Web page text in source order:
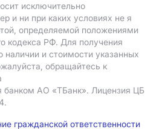
исключительно
и ни при каких условиях не я
определяемой положениями
кодекса РФ. Для получения
и стоимости указанных
обращайтесь к
банком АO «ТБанк». Лицензия ЦБ
гражданской ответственности